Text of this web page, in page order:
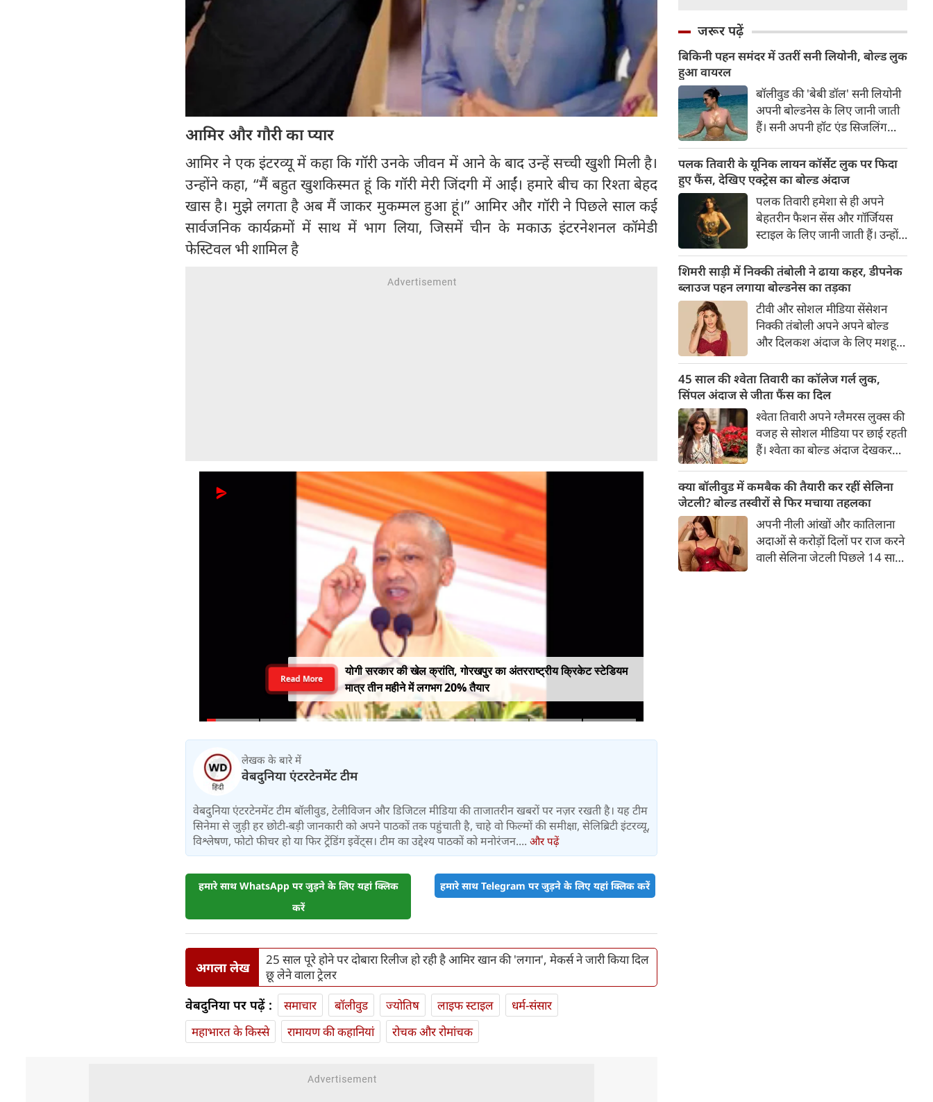
आमिर और गौरी का प्यार
आमिर ने एक इंटरव्यू में कहा कि गॉरी उनके जीवन में आने के बाद उन्हें सच्ची खुशी मिली है।
उन्होंने कहा, “मैं बहुत खुशकिस्मत हूं कि गॉरी मेरी जिंदगी में आईं। हमारे बीच का रिश्ता बेहद
खास है। मुझे लगता है अब मैं जाकर मुकम्मल हुआ हूं।” आमिर और गॉरी ने पिछले साल कई
सार्वजनिक कार्यक्रमों में साथ में भाग लिया, जिसमें चीन के मकाऊ इंटरनेशनल कॉमेडी
फेस्टिवल भी शामिल है
योगी सरकार की खेल क्रांति, गोरखपुर का अंतरराष्ट्रीय क्रिकेट स्टेडियम
मात्र तीन महीने में लगभग 20% तैयार
Read More
लेखक के बारे में
वेबदुनिया एंटरटेनमेंट टीम
वेबदुनिया एंटरटेनमेंट टीम बॉलीवुड, टेलीविजन और डिजिटल मीडिया की ताजातरीन खबरों पर नज़र रखती है। यह टीम
सिनेमा से जुड़ी हर छोटी-बड़ी जानकारी को अपने पाठकों तक पहुंचाती है, चाहे वो फिल्मों की समीक्षा, सेलिब्रिटी इंटरव्यू,
विश्लेषण, फोटो फीचर हो या फिर ट्रेंडिंग इवेंट्स। टीम का उद्देश्य पाठकों को मनोरंजन.... और पढ़ें
हमारे साथ WhatsApp पर जुड़ने के लिए यहां क्लिक
करें
हमारे साथ Telegram पर जुड़ने के लिए यहां क्लिक करें
अगला लेख
25 साल पूरे होने पर दोबारा रिलीज हो रही है आमिर खान की 'लगान', मेकर्स ने जारी किया दिल
छू लेने वाला ट्रेलर
वेबदुनिया पर पढ़ें : समाचार बॉलीवुड ज्योतिष लाइफ स्‍टाइल
धर्म-संसार
महाभारत के किस्से
रामायण की कहानियां रोचक और रोमांचक
जरूर पढ़ें
बिकिनी पहन समंदर में उतरीं सनी लियोनी, बोल्ड लुक
हुआ वायरल
बॉलीवुड की 'बेबी डॉल' सनी लियोनी
अपनी बोल्डनेस के लिए जानी जाती
हैं। सनी अपनी हॉट एंड सिजलिंग
रहती हैं। फैंस सनी लियोनी की तस्वीरों
का बेसब्री से इंतजार करते हैं। इस बार
सनी लियोनी ने मालदीव वेकेशन से
अपनी कुछ बोल्ड तस्वीरें शेयर की है।
पलक तिवारी के यूनिक लायन कॉर्सेट लुक पर फिदा
हुए फैंस, देखिए एक्ट्रेस का बोल्ड अंदाज
पलक तिवारी हमेशा से ही अपने
बेहतरीन फैशन सेंस और गॉर्जियस
स्टाइल के लिए जानी जाती हैं। उन्होंने
फिर फैंस का दिल जीत लिया है।
पलक ने एक बेहद यूनीक और
स्टाइलिश गोल्डन कॉर्सेट टॉप में
अपनी कुछ तस्वीरें शेयर की है।
शिमरी साड़ी में निक्की तंबोली ने ढाया कहर, डीपनेक
ब्लाउज पहन लगाया बोल्डनेस का तड़का
टीवी और सोशल मीडिया सेंसेशन
निक्की तंबोली अपने अपने बोल्ड
और दिलकश अंदाज के लिए मशहूर
इंटरनेट पर तहलका मचाती रहती हैं।
इस बार निक्की ने मरून कलर की
साड़ी में अपनी कुछ सुपर सिजलिंग
तस्वीरें शेयर की है। खूबसूरत शिमरी
साड़ी में निक्की की अदाएं देखने
लायक है।
45 साल की श्वेता तिवारी का कॉलेज गर्ल लुक,
सिंपल अंदाज से जीता फैंस का दिल
श्वेता तिवारी अपने ग्लैमरस लुक्स की
वजह से सोशल मीडिया पर छाई रहती
हैं। श्वेता का बोल्ड अंदाज देखकर
बच्चों की मां हैं। 45 साल की श्वेता
तिवारी की तस्वीरों पर फैंस जमकर
प्यार लुटाते हैं। इस बार श्वेता तिवारी
ने वेकेशन से अपनी कुछ तस्वीरें शेयर
की है।
क्या बॉलीवुड में कमबैक की तैयारी कर रहीं सेलिना
जेटली? बोल्ड तस्वीरों से फिर मचाया तहलका
अपनी नीली आंखों और कातिलाना
अदाओं से करोड़ों दिलों पर राज करने
वाली सेलिना जेटली पिछले 14 साल